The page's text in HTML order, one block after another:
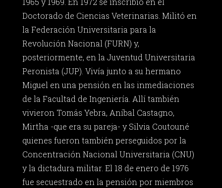
Doctorado de Ciencias Veterinarias. Militó en
la Federación Universitaria para la
Revolución Nacional (FURN) y,
posteriormente, en la Juventud Universitaria
Peronista (JUP). Vivía junto a su hermano
Miguel en una pensión en las inmediaciones
de la Facultad de Ingeniería. Allí también
vivieron Tomás Yebra, Aníbal Castagno,
Mirtha -que era su pareja- y Silvia Coutouné
quienes fueron también perseguidos por la
Concentración Nacional Universitaria (CNU)
y la dictadura militar. El 18 de enero de 1976
fue secuestrado en la pensión por miembros